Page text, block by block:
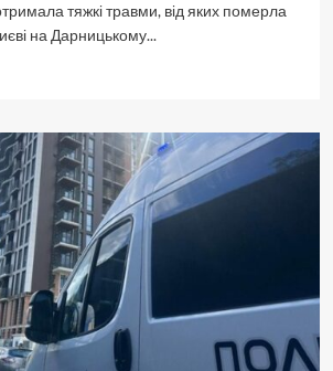
тяжкі травми, від яких померла
на Дарницькому...